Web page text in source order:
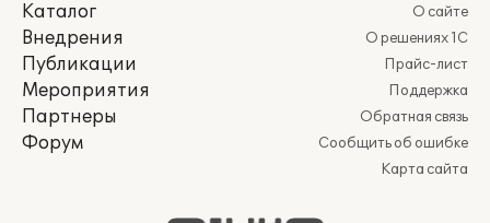
Каталог
Внедрения
Публикации
Мероприятия
Партнеры
Форум
О сайте
О решениях 1С
Прайс-лист
Поддержка
Обратная связь
Сообщить об ошибке
Карта сайта